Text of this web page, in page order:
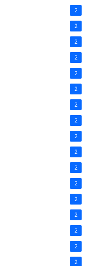
2
2
2
2
2
2
2
2
2
2
2
2
2
2
2
2
2